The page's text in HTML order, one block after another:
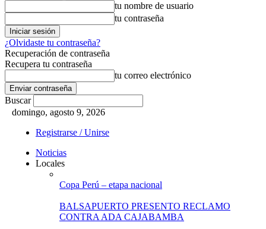
tu nombre de usuario
tu contraseña
¿Olvidaste tu contraseña?
Recuperación de contraseña
Recupera tu contraseña
tu correo electrónico
Buscar
domingo, agosto 9, 2026
Registrarse / Unirse
Noticias
Locales
Copa Perú – etapa nacional
BALSAPUERTO PRESENTO RECLAMO
CONTRA ADA CAJABAMBA